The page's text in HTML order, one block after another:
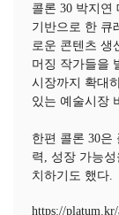
콜론 30 박지연
기반으로 한 큐
로운 콘텐츠 생
머징 작가들을
시장까지 확대
있는 예술시장
한편 콜론 30은
력, 성장 가능
치하기도 했다.
https://